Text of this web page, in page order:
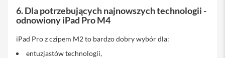
n
a
r
m
i
6. Dla potrzebujących najnowszych technologii -
odnowiony iPad Pro M4
iPad Pro z czipem M2 to bardzo dobry wybór dla:
entuzjastów technologii,